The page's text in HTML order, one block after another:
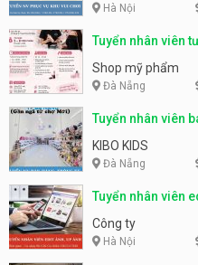
Hà Nội
Tuyển nhân viên
Shop mỹ phẩm
Đà Nẵng
Tuyển nhân viên
KIBO KIDS
Đà Nẵng
Tuyển nhân viên
Công ty
Hà Nội